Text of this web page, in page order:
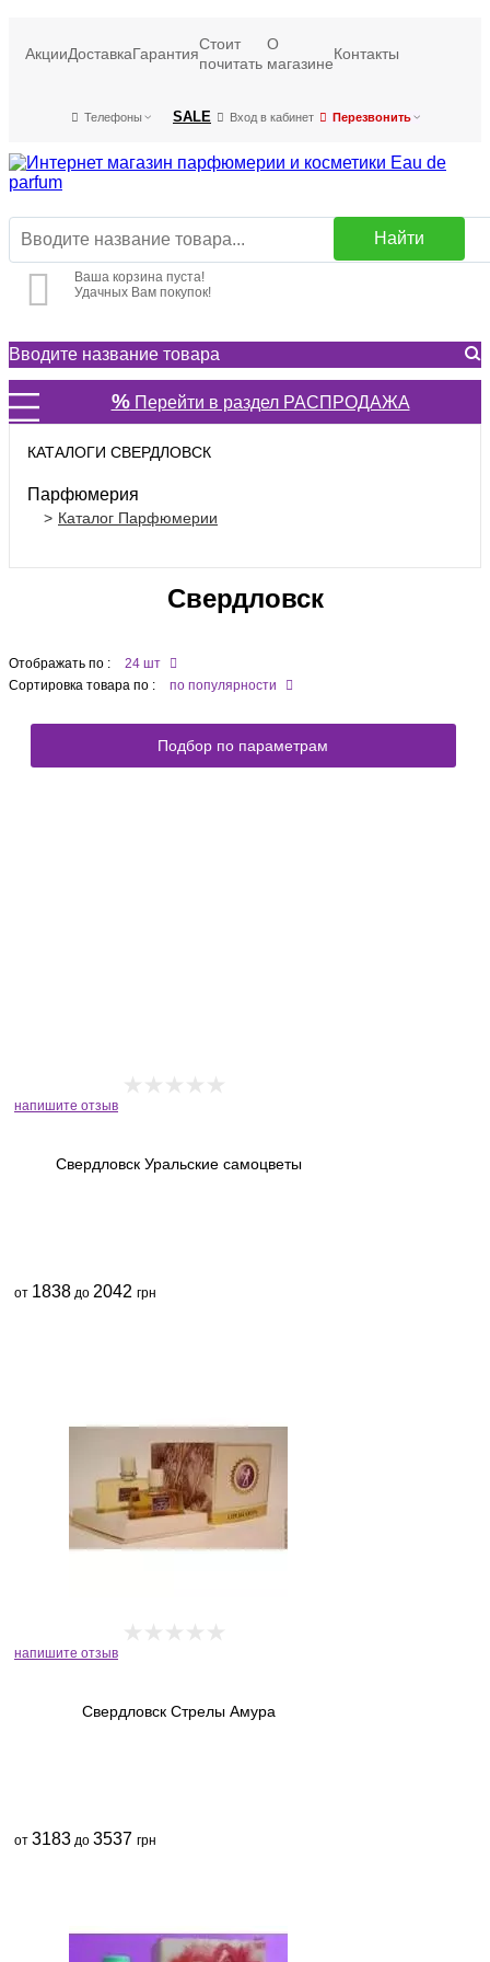
АкцииДоставкаГарантия
Стоит
почитать
О
магазине
Контакты
Телефоны SALE Вход в кабинет Перезвонить
Найти
Ваша корзина пуста!
Удачных Вам покупок!
%Перейти в раздел РАСПРОДАЖА
КАТАЛОГИ СВЕРДЛОВСК
Парфюмерия
Каталог Парфюмерии
Свердловск
Отображать по :
24 шт
Сортировка товара по :
по популярности
Подбор по параметрам
напишите отзыв
Свердловск Уральские самоцветы
от 1838 до 2042 грн
напишите отзыв
Свердловск Стрелы Амура
от 3183 до 3537 грн